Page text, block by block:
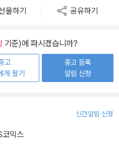
물하기 공유하기
기준)에 파시겠습니까?
고
게 팔기
중고 등록
알림 신청
신간알림 신청
코믹스